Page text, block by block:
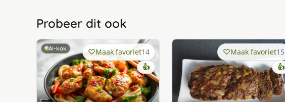
Probeer dit ook
AI-kok Maak favoriet14
👍
Maak favoriet15
👍